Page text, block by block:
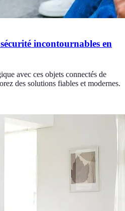
incontournables en
avec ces objets connectés de
des solutions fiables et modernes.